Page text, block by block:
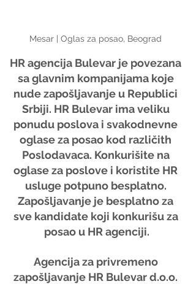
Mesar | Oglas za posao, Beograd
HR agencija Bulevar je povezana
sa glavnim kompanijama koje
nude zapošljavanje u Republici
Srbiji. HR Bulevar ima veliku
ponudu poslova i svakodnevne
oglase za posao kod različith
Poslodavaca. Konkurišite na
oglase za poslove i koristite HR
usluge potpuno besplatno.
Zapošljavanje je besplatno za
sve kandidate koji konkurišu za
posao u HR agenciji.
Agencija za privremeno
zapošljavanje HR Bulevar d.o.o.